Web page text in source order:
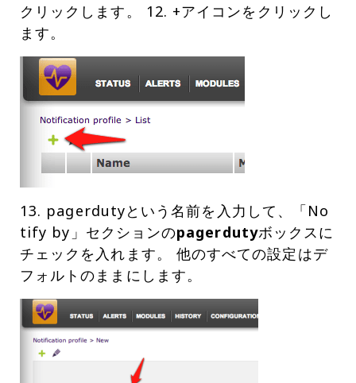
クリックします。 12. +アイコンをクリックし
ます。
13. pagerdutyという名前を入力して、「No
tify by」セクションのpagerdutyボックスに
チェックを入れます。 他のすべての設定はデ
フォルトのままにします。